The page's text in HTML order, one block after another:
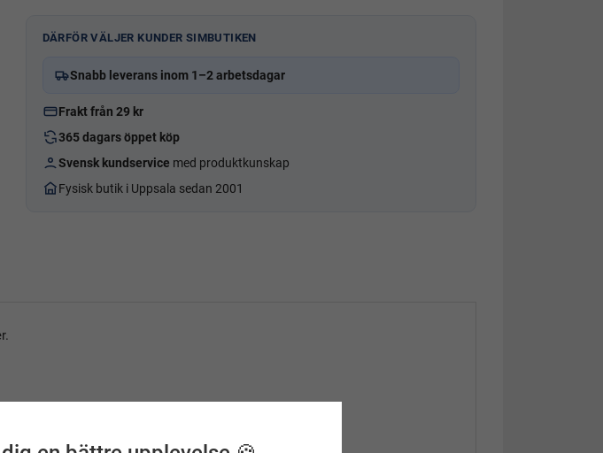
DÄRFÖR VÄLJER KUNDER SIMBUTIKEN
Snabb leverans inom 1–2 arbetsdagar
Frakt från 29 kr
365 dagars öppet köp
Svensk kundservice med produktkunskap
Fysisk butik i Uppsala sedan 2001